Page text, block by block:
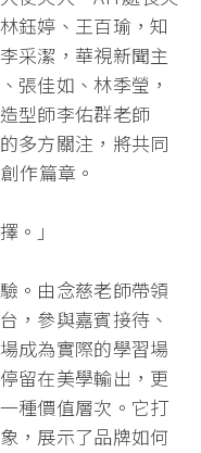
鈺婷、王百瑜，知
采潔，華視新聞主
張佳如、林季瑩，
型師李佑群老師
多方關注，將共同
作篇章。
。」
。由念慈老師帶領
，參與嘉賓接待、
成為實際的學習場
留在美學輸出，更
種價值層次。它打
，展示了品牌如何